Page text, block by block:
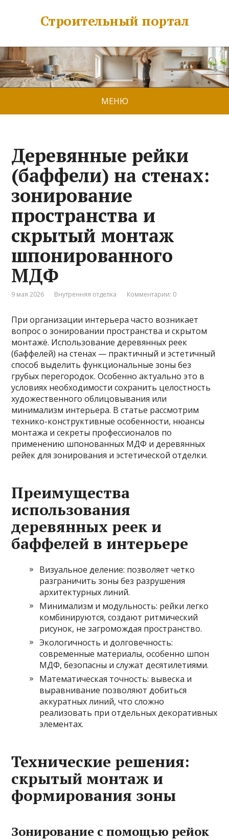
Строительный портал
МЕНЮ
Деревянные рейки
(баффели) на стенах:
зонирование
пространства и
скрытый монтаж
шпонированного
МДФ
9 мая 2026 Внутренняя отделка Комментарии: 0
При организации интерьера часто возникает
вопрос о зонировании пространства и скрытом
монтажё. Использование деревянных реек
(баффелей) на стенах — практичный и эстетичный
способ выделить функциональные зоны без
грубых перегородок. Особенно актуально это в
условиях необходимости сохранить целостность
художественного облицовывания или
минимализм интерьера. В статье рассмотрим
технико-конструктивные особенности, нюансы
монтажа и секреты профессионалов по
применению шпонованных МДФ и деревянных
рейек для зонирования и эстетической отделки.
Преимущества
использования
деревянных реек и
баффелей в интерьере
Визуальное деление: позволяет четко
разграничить зоны без разрушения
архитектурных линий.
Минимализм и модульность: рейки легко
комбинируются, создают ритмический
рисунок, не загромождая пространство.
Экологичность и долговечность:
современные материалы, особенно шпон
МДФ, безопасны и служат десятилетиями.
Математическая точность: вывеска и
выравнивание позволяют добиться
аккуратных линий, что сложно
реализовать при отдельных декоративных
элементах.
Технические решения:
скрытый монтаж и
формирования зоны
Зонирование с помощью рейок